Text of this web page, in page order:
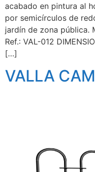
acabado en pintura al
por semicírculos de
jardín de zona pública.
Ref.: VAL-012
[…]
VALLA